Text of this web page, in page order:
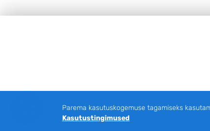
Parema kasutuskogemuse tagamiseks
Kasutustingimused